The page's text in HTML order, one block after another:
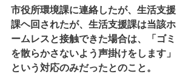
市役所環境課に連絡したが、生活支援
課ヘ回されたが、生活支援課は当該ホ
ームレスと接触できた場合は、「ゴミ
を散らかさないよう声掛けをします」
という対応のみだったとのこと。